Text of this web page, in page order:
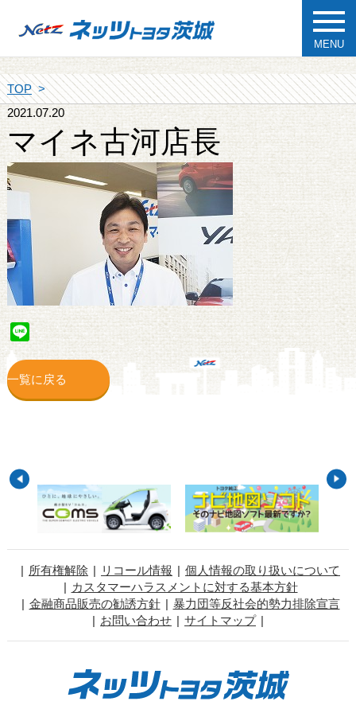
MENU
TOP
2021.07.20
マイネ古河店長
Line
一覧に戻る
所有権解除 リコール情報
個人情報の取り扱いについて
カスタマーハラスメントに対する基本方針
金融商品販売の勧誘方針
暴力団等反社会的勢力排除宣言
お問い合わせ
サイトマップ